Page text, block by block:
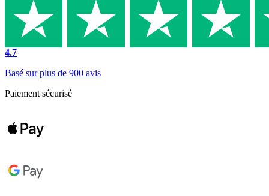
4.7
Basé sur plus de 900 avis
Paiement sécurisé